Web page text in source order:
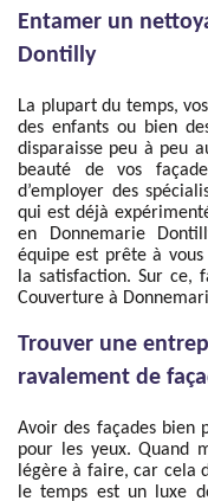
Entamer un
Dontilly
La plupart du temps,
des enfants ou bien
disparaisse peu à peu
beauté de vos
d’employer des
qui est déjà
en Donnemarie
équipe est prête à
la satisfaction. Sur ce,
Couverture à
Trouver une
ravalement de
Avoir des façades bien
pour les yeux. Quand
légère à faire, car cela
le temps est un luxe